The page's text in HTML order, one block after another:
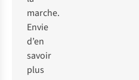
marche.
Envie
d’en
savoir
plus